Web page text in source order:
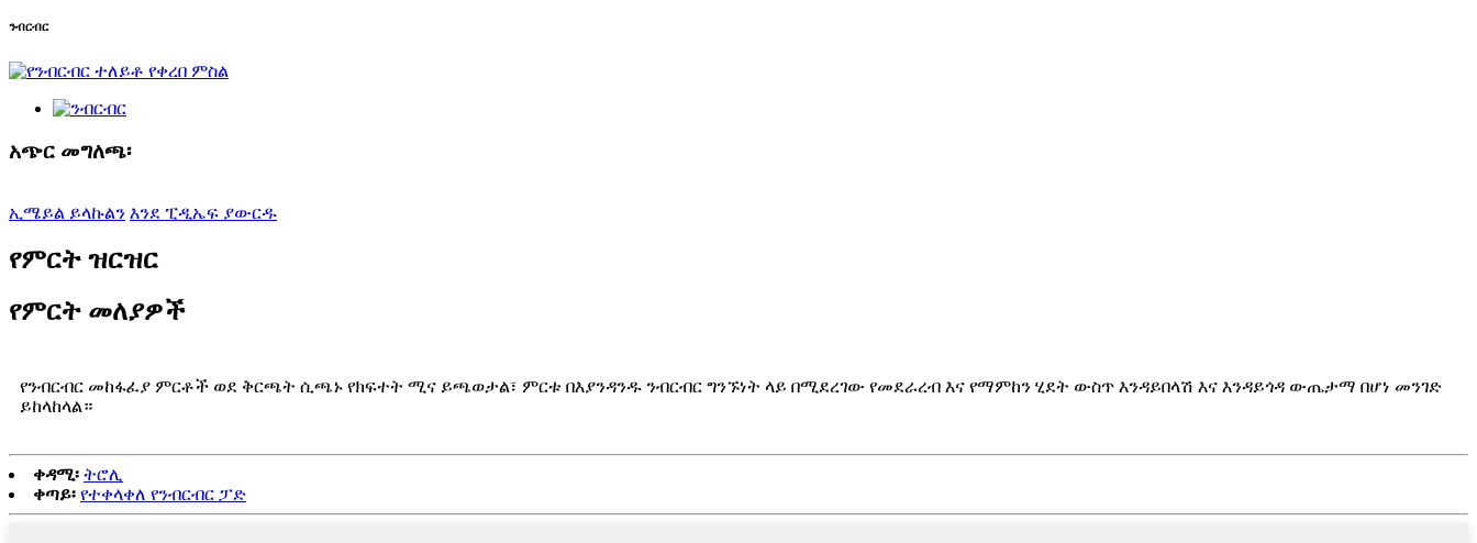
ንብርብር
አጭር መግለጫ፡
ኢሜይል ይላኩልን እንደ ፒዲኤፍ ያውርዱ
የምርት ዝርዝር
የምርት መለያዎች
የንብርብር መከፋፈያ ምርቶች ወደ ቅርጫት ሲጫኑ የክፍተት ሚና ይጫወታል፣ ምርቱ በእያንዳንዱ ንብርብር ግንኙነት ላይ በሚደረገው የመደራረብ እና የማምከን ሂደት ውስጥ እንዳይበላሽ እና እንዳይጎዳ ውጤታማ በሆነ መንገድ
ይከላከላል።
ቀዳሚ፡ ትሮሊ
ቀጣይ፡ የተቀላቀለ የንብርብር ፓድ